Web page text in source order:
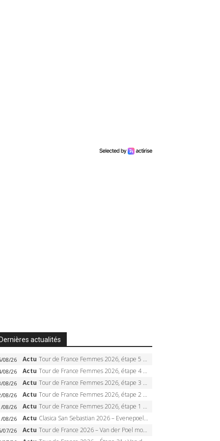
actualités
08/26 Actu Tour de France Femmes 2026, étape 5 – Demi Vollering gagne à Belleville, Reusser en jaune, Ferrand-Prévot coule
08/26 Actu Tour de France Femmes 2026, étape 4 – Marlen Reusser écrase le chrono, Ferrand-Prévot en crise
08/26 Actu Tour de France Femmes 2026, étape 3 – Sigrid Haugset en solitaire, 88 km d’échappée, maillot jaune
08/26 Actu Tour de France Femmes 2026, étape 2 – Lorena Wiebes doublé à Genève, Markus héroïque, 7e record
08/26 Actu Tour de France Femmes 2026, étape 1 – Lorena Wiebes intouchable à Lausanne, premier maillot jaune
08/26 Actu Clasica San Sebastian 2026 – Evenepoel recordman, 4e victoire, Carapaz battu au sprint
07/26 Actu Tour de France 2026 – Van der Poel monumental à Paris, Pogacar égale le record des cinq sacres